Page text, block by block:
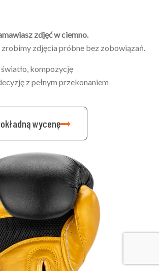
zdjęć w ciemno.
zdjęcia próbne bez zobowiązań.
kompozycję
z pełnym przekonaniem
wycenę